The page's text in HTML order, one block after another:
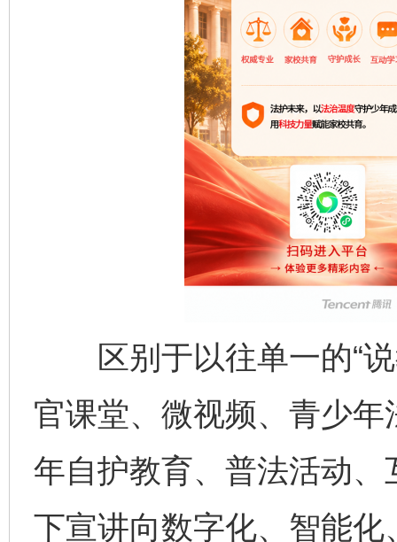
区别于以往单一的“说
官课堂、微视频、青少
年自护教育、普法活动
下宣讲向数字化、智能化